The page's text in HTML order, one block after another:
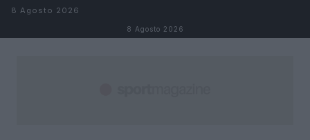
Salta al contenuto
8 Agosto 2026
8 Agosto 2026